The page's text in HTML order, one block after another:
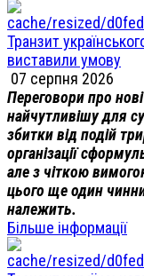
Транзит
виставили умову
07 серпня 2026
Переговори про
найчутливішу для
збитки від подій
організації
але з чіткою
цього ще один
належить.
Більше інформації